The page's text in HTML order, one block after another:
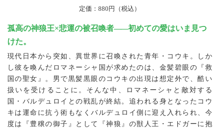
定価：880円（税込）
孤高の神狼王×悲運の被召喚者――初めての愛はいま見つ
けた。
現代日本から突如、異世界に召喚された青年・コウキ。しか
し彼を喚んだロマネーシャ国が求めたのは、金髪碧眼の『救
国の聖女』。男で黒髪黒眼のコウキの出現は想定外で、酷い
扱いを受けることに。そんな中、ロマネーシャと敵対する
国・バルデュロイとの戦乱が終結。追われる身となったコウ
キは運命に抗う術もなくバルデュロイ側に迎え入れられ、今
度は『豊穣の御子』として『神狼』の獣人王・エドガーに抱